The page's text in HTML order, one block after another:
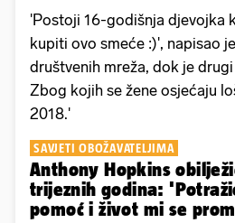
'Postoji 16-godišnja djevojka
kupiti ovo smeće :)', napisao
društvenih mreža, dok je
Zbog kojih se žene osjećaju
2018.'
SAVJETI OBOŽAVATELJIMA
Anthony Hopkins
trijeznih godina:
pomoć i život mi se